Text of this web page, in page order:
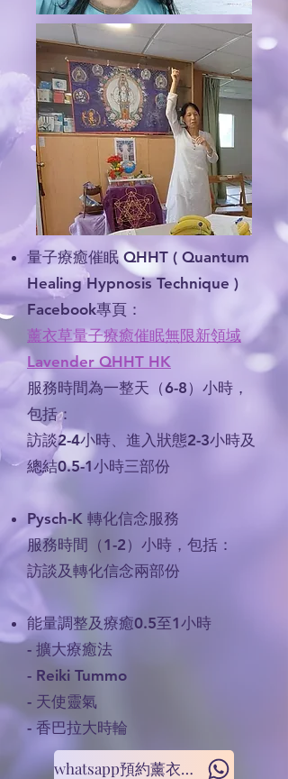
量子療癒催眠 QHHT ( Quantum
Healing Hypnosis Technique )
Facebook專頁：
薰衣草量子療癒催眠無限新領域
Lavender QHHT HK
服務時間為一整天（6-8）小時，
包括：
訪談2-4小時、進入狀態2-3小時及
總結0.5-1小時三部份
Pysch-K 轉化信念服務
服務時間（1-2）小時，包括：
訪談及轉化信念兩部份
能量調整及療癒0.5至1小時
- 擴大療癒法
- Reiki Tummo
- 天使靈氣
- 香巴拉大時輪
whatsapp預約薰衣草老師的服務